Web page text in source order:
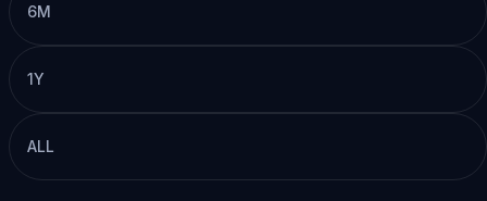
6M
1Y
ALL